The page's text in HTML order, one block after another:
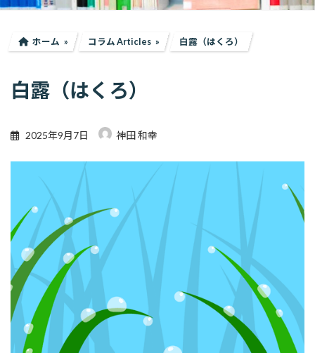
ホーム コラム Articles 白露（はくろ）
白露（はくろ）
2025年9月7日 神田 和幸